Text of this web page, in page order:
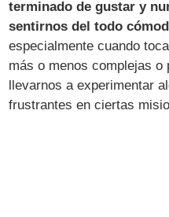
terminado de gustar y
sentirnos del todo
especialmente cuando
más o menos complejas o
llevarnos a experimentar
frustrantes en ciertas